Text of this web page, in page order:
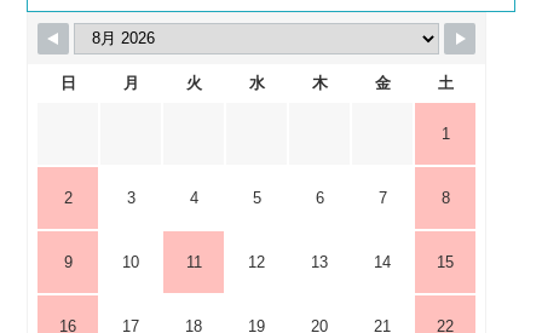
日 月 火 水 木 金 土
1
2 3 4 5 6 7 8
9 10 11 12 13 14 15
16 17 18 19 20 21 22